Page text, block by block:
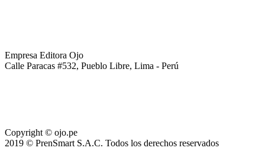
Empresa Editora Ojo
Calle Paracas #532, Pueblo Libre, Lima - Perú
Copyright © ojo.pe
2019 © PrenSmart S.A.C. Todos los derechos reservados